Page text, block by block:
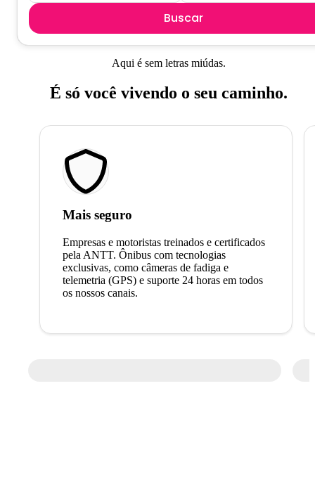
Buscar
Aqui é sem letras miúdas.
É só você vivendo o seu caminho.
Mais seguro
Empresas e motoristas treinados e certificados
pela ANTT. Ônibus com tecnologias
exclusivas, como câmeras de fadiga e
telemetria (GPS) e suporte 24 horas em todos
os nossos canais.